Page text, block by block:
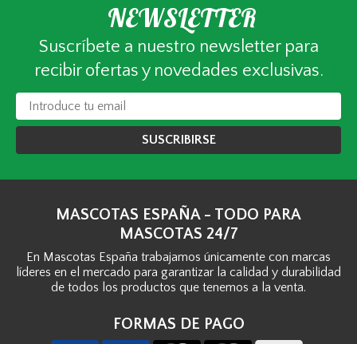
NEWSLETTER
Suscríbete a nuestro newsletter para
recibir ofertas y novedades exclusivas.
SUSCRIBIRSE
MASCOTAS ESPAÑA - TODO PARA
MASCOTAS 24/7
En Mascotas España trabajamos únicamente con marcas
líderes en el mercado para garantizar la calidad y durabilidad
de todos los productos que tenemos a la venta.
FORMAS DE PAGO